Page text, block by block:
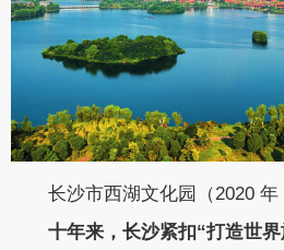
长沙市西湖文化园（2020
十年来，长沙紧扣“打造世